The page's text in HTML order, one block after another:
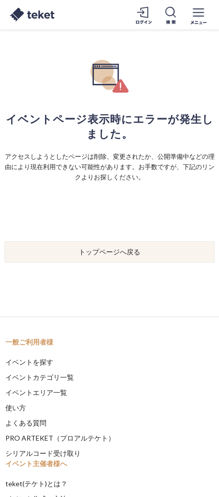
イベントページ表示時にエラーが発生し
ました。
アクセスしようとしたページは削除、変更されたか、公開準備中などの理
由により現在利用できない可能性があります。お手数ですが、下記のリン
クよりお探しください。
トップページへ戻る
一般ご利用者様
イベントを探す
イベントカテゴリ一覧
イベントエリア一覧
使い方
よくある質問
PRO ARTEKET（プロアルテケト）
シリアルコード受け取り
イベント主催者様へ
teket(テケト)とは？